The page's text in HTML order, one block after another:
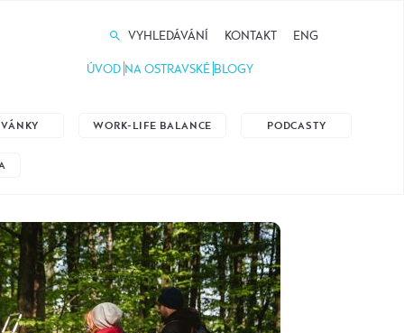
VYHLEDÁVÁNÍ KONTAKT ENG
ÚVOD NA OSTRAVSKÉ BLOGY
WORK-LIFE BALANCE PODCASTY